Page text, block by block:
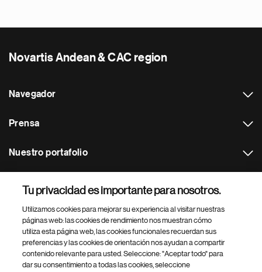
Novartis Andean & CAC region
Navegador
Prensa
Nuestro portafolio
Footer Site Search
Tu privacidad es importante para nosotros.
Utilizamos cookies para mejorar su experiencia al visitar nuestras
páginas web: las cookies de rendimiento nos muestran cómo
utiliza esta página web, las cookies funcionales recuerdan sus
preferencias y las cookies de orientación nos ayudan a compartir
contenido relevante para usted. Seleccione: "Aceptar todo" para
dar su consentimiento a todas las cookies, seleccione